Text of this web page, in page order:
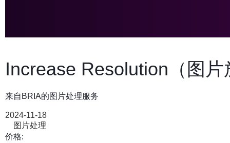
Increase Resolution（图片
来自BRIA的图片处理服务
2024-11-18
图片处理
价格: